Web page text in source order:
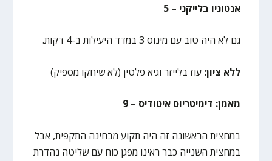
אנטוניו בלייקני – 5
גם לא היה טוב עם מינוס 3 במדד היעילות ב-4 דקות.
ללא ציון: עוז בלייזר וגיא פלטין (לא שיחקו מספיק)
מאמן: דימיטריוס איטודיס – 9
במחצית הראשונה זה היה תקוע מבחינה התקפית, אבל
במחצית השנייה כבר ראינו מפגן כוח עם שליטה נהדרת